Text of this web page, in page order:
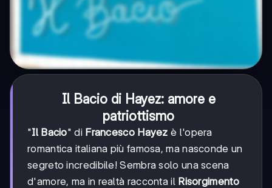
Il Bacio di Hayez: amore e
patriottismo
"Il Bacio" di Francesco Hayez è l'opera
romantica italiana più famosa, ma nasconde un
segreto incredibile! Sembra solo una scena
d'amore, ma in realtà racconta il Risorgimento